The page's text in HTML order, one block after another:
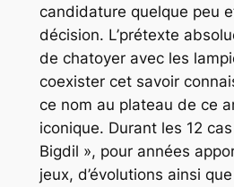
candidature quelque peu
décision. L’prétexte
de chatoyer avec les
coexister cet savoir
ce nom au plateau de ce
iconique. Durant les 12
Bigdil », pour années
jeux, d’évolutions ainsi